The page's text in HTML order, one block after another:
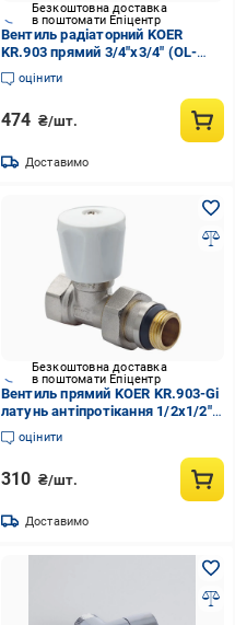
Безкоштовна доставка
в поштомати Епіцентр
Вентиль радіаторний KOER
KR.903 прямий 3/4"x3/4" (OL-
KR0140)
оцінити
474 ₴/шт.
Доставимо
Безкоштовна доставка
в поштомати Епіцентр
Вентиль прямий KOER KR.903-Gi
латунь антіпротікання 1/2x1/2"
(OL-KR0175)
оцінити
310 ₴/шт.
Доставимо